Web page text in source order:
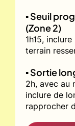
▪️ Seuil
(Zone 2)
1h15,
terrain
▪️ Sortie
2h, avec au
inclure de
rapprocher